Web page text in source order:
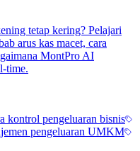
tetap kering? Pelajari
arus kas macet, cara
MontPro AI
time.
kontrol pengeluaran bisnis
pengeluaran UMKM